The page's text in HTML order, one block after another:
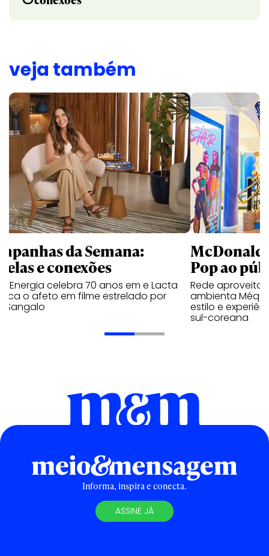
veja também
da Semana:
e conexões
Energia celebra 70 anos em e Lacta
o afeto em filme estrelado por
Sangalo
Pop ao
Rede aproveita
ambienta Méqui
estilo e
sul-coreana
Informa, inspira e conecta.
ASSINE JÁ